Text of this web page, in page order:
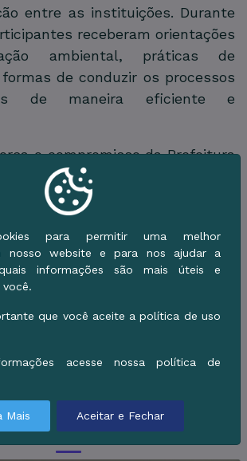
entre as instituições. Durante
receberam orientações
ambiental, práticas de
de conduzir os processos
de maneira eficiente e
o compromisso da Prefeitura
a preservação do Pantanal,
de relevância internacional.
capacitação de seus agentes e
município busca aprimorar a
na fiscalização ambiental,
orientação e a conscientização
rápidas e eficazes quando
parceiras.
Meio Ambiente
para permitir uma melhor
nosso website e para nos ajudar a
informações são mais úteis e
que você aceite a política de uso
acesse nossa política de
Mais Aceitar e Fechar